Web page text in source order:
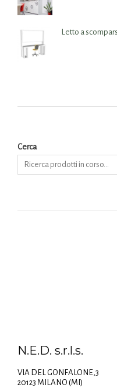
Letto a
Cerca
N.E.D. s.r.l.s.
VIA DEL GONFALONE,3
20123 MILANO (MI)